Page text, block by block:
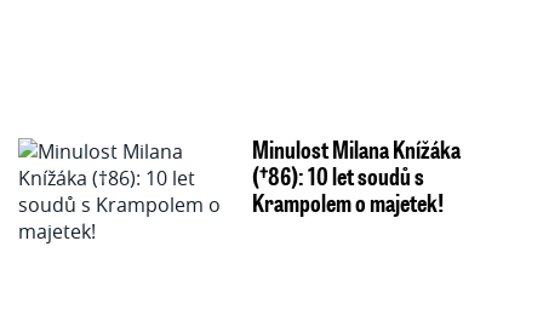
Minulost Milana Knížáka
(†86): 10 let soudů s
Krampolem o majetek!